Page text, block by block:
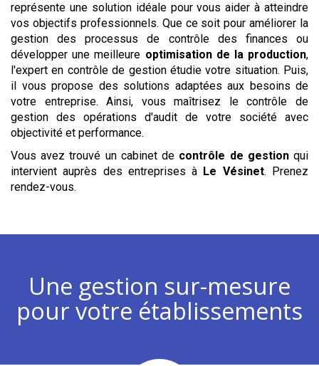
représente une solution idéale pour vous aider à atteindre
vos objectifs professionnels. Que ce soit pour améliorer la
gestion des processus de contrôle des finances ou
développer une meilleure optimisation de la production,
l'expert en contrôle de gestion étudie votre situation. Puis,
il vous propose des solutions adaptées aux besoins de
votre entreprise. Ainsi, vous maîtrisez le contrôle de
gestion des opérations d'audit de votre société avec
objectivité et performance.
Vous avez trouvé un cabinet de contrôle de gestionqui
intervient auprès des entreprises à Le Vésinet. Prenez
rendez-vous.
Une gestion sur-mesure
pour votre établissements